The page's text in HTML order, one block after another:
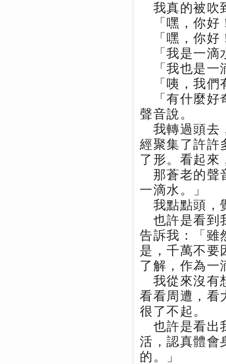
我真的被吹
「嘿，你好
「嘿，你好
「我是一滴
「我也是一
「咦，我們
「有什麼好
聲音說。
我轉過頭去
經聚集了許許
了形。看起來
那蒼老的聲
一滴水。」
我點點頭，
也許是看到
告訴我：「雖
是，千萬不要
了解，作為一
我從來沒有
看看周遭，看
很了不起。
也許是看出
活，認真體會
的。」